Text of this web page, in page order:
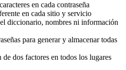
en cada contraseña
en cada sitio y servicio
diccionario, nombres ni información
para generar y almacenar todas
dos factores en todos los lugares